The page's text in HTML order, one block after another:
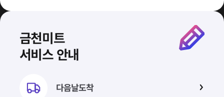
금천미트
서비스 안내
다음날도착